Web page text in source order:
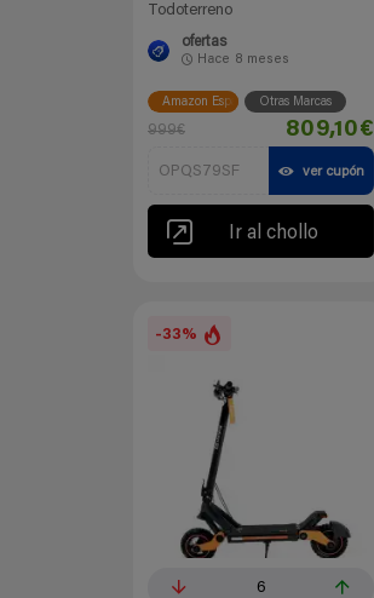
Todoterreno
ofertas
Hace 8 meses
Amazon España Otras Marcas
999€ 809,10€
OPQS79SF ver cupón
Ir al chollo
-33%
6